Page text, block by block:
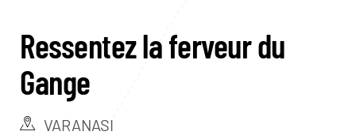
Ressentez la ferveur du
Gange
VARANASI